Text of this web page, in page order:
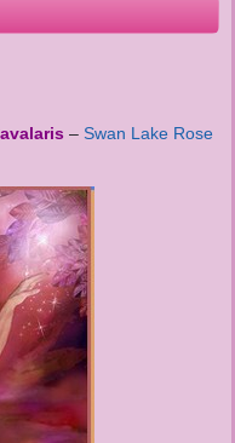
– Swan Lake Rose